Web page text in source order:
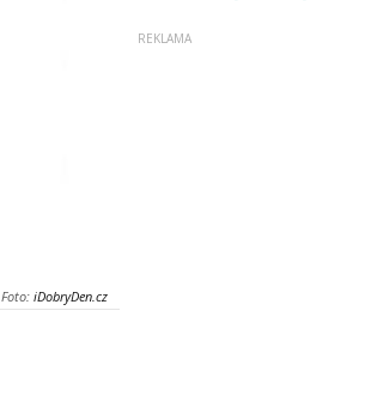
Foto: iDobryDen.cz